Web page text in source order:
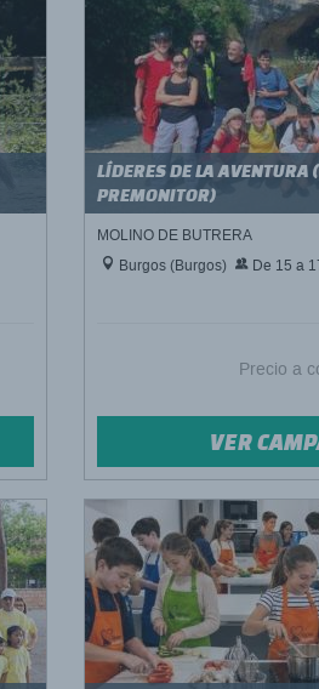
LÍDERES DE LA
PREMONITOR)
MOLINO DE BUTRERA
Burgos (Burgos)
De 15 a
Precio a
VER